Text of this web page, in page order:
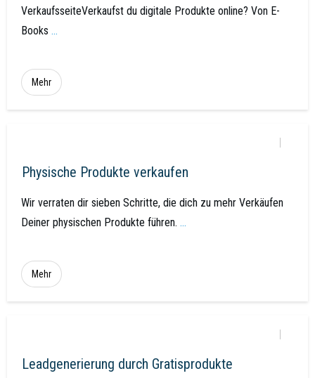
VerkaufsseiteVerkaufst du digitale Produkte online? Von E-
Books ...
Mehr
Physische Produkte verkaufen
Wir verraten dir sieben Schritte, die dich zu mehr Verkäufen
Deiner physischen Produkte führen. ...
Mehr
Leadgenerierung durch Gratisprodukte